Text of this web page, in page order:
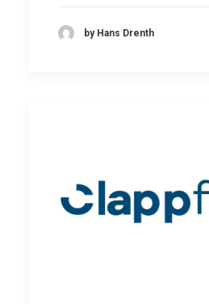
by Hans Drenth